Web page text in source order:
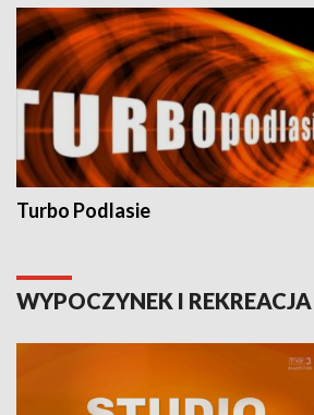
Turbo Podlasie
WYPOCZYNEK I REKREACJA